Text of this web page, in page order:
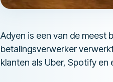
Adyen is een van de meest
betalingsverwerker
klanten als Uber, Spotify en